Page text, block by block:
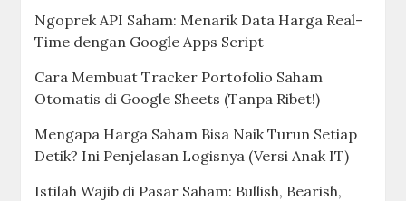
Ngoprek API Saham: Menarik Data Harga Real-
Time dengan Google Apps Script
Cara Membuat Tracker Portofolio Saham
Otomatis di Google Sheets (Tanpa Ribet!)
Mengapa Harga Saham Bisa Naik Turun Setiap
Detik? Ini Penjelasan Logisnya (Versi Anak IT)
Istilah Wajib di Pasar Saham: Bullish, Bearish,